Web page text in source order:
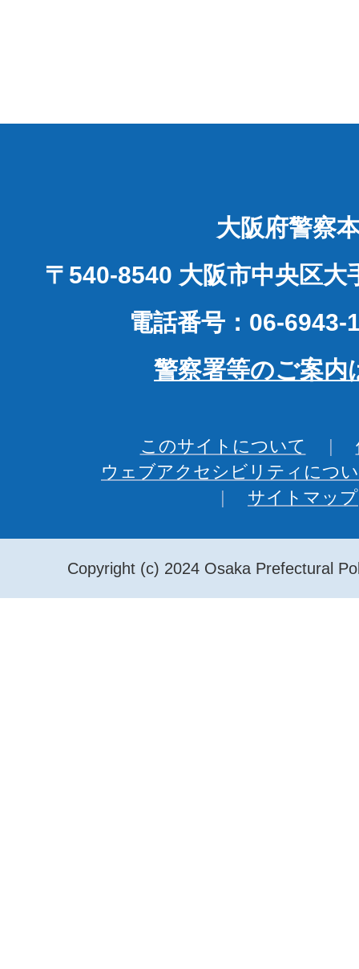
大阪府警察
〒540-8540 大阪市中央区大
電話番号：06-6943-
警察署等のご案内
このサイトについて
ウェブアクセシビリティにつ
サイトマップ
Copyright (c) 2024 Osaka Prefectural